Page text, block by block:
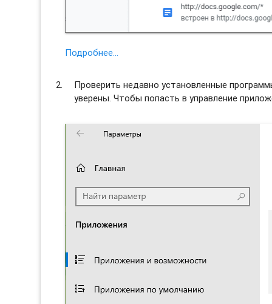
Подробнее…
Проверить недавно установленные
уверены. Чтобы попасть в управление